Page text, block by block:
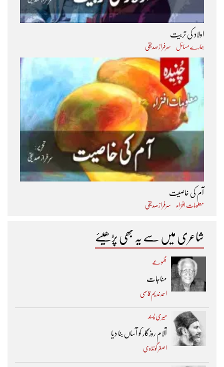
اولاد کی تربیت
ہمارے مسائل سرفراز صدیقی
آم کی خاصیت
معلومات افزاء سرفراز صدیقی
شاعری میں سے یہ بھی پڑھیئے
مجموعے
مناجات
احمد ندیم قاسمی
میری پسند
آلام روزگار کو آساں بنا دیا
اصغر گونڈوی